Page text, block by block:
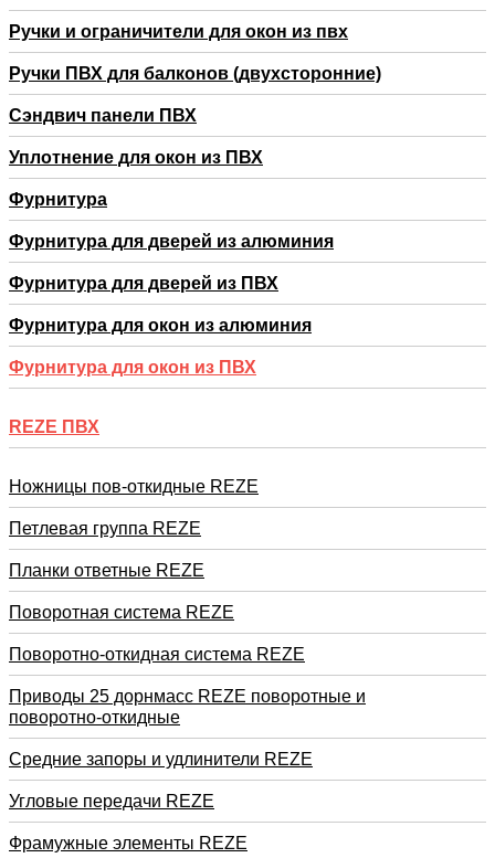
Ручки и ограничители для окон из пвх
Ручки ПВХ для балконов (двухсторонние)
Сэндвич панели ПВХ
Уплотнение для окон из ПВХ
Фурнитура
Фурнитура для дверей из алюминия
Фурнитура для дверей из ПВХ
Фурнитура для окон из алюминия
Фурнитура для окон из ПВХ
REZE ПВХ
Ножницы пов-откидные REZE
Петлевая группа REZE
Планки ответные REZE
Поворотная система REZE
Поворотно-откидная система REZE
Приводы 25 дорнмасс REZE поворотные и
поворотно-откидные
Средние запоры и удлинители REZE
Угловые передачи REZE
Фрамужные элементы REZE